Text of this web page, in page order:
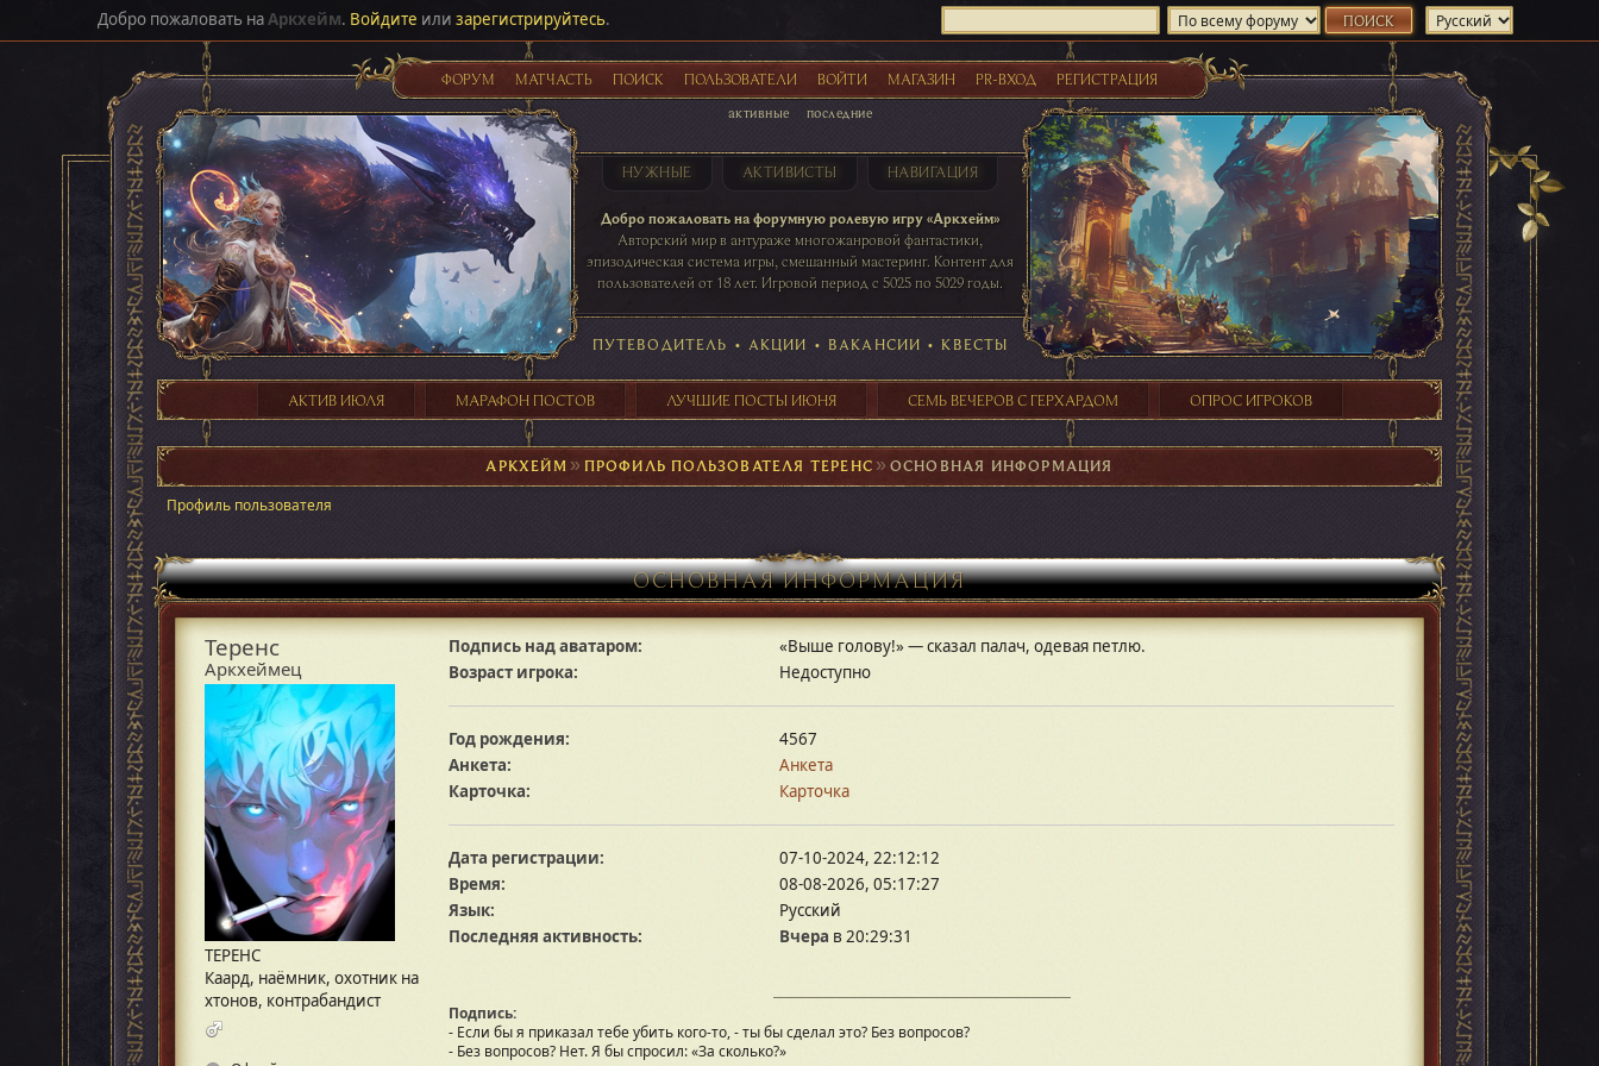
Добро пожаловать наАркхейм. Войдите или зарегистрируйтесь.
ФОРУМ МАТЧАСТЬ ПОИСК ПОЛЬЗОВАТЕЛИ ВОЙТИ МАГАЗИН PR-ВХОД РЕГИСТРАЦИЯ
активные последние
НУЖНЫЕ АКТИВИСТЫ НАВИГАЦИЯ
Добро пожаловать на форумную ролевую игру «Аркхейм»
Авторский мир в антураже многожанровой фантастики,
эпизодическая система игры, смешанный мастеринг. Контент для
пользователей от 18 лет. Игровой период с 5025 по 5029 годы.
таблице игровой активности
41 ПОСТОВ 31 ПОСТОВ 29 ПОСТОВ 24 ПОСТОВ
ПУТЕВОДИТЕЛЬ • АКЦИИ • ВАКАНСИИ • КВЕСТЫ
АКТИВ ИЮЛЯ МАРАФОН ПОСТОВ ЛУЧШИЕ ПОСТЫ ИЮНЯ СЕМЬ ВЕЧЕРОВ С ГЕРХАРДОМ ОПРОС ИГРОКОВ
АРКХЕЙМ ►ПРОФИЛЬ ПОЛЬЗОВАТЕЛЯ ТЕРЕНС ►ОСНОВНАЯ ИНФОРМАЦИЯ
Профиль пользователя
ОСНОВНАЯ ИНФОРМАЦИЯ
Теренс
Аркхеймец
ТЕРЕНС
Каард, наёмник, охотник на
хтонов, контрабандист
Подпись над аватаром:
«Выше голову!» — сказал палач, одевая петлю.
Возраст игрока:
Недоступно
Год рождения:
4567
Анкета:
Анкета
Карточка:
Карточка
Дата регистрации:
07-10-2024, 22:12:12
Время:
08-08-2026, 05:17:27
Язык:
Русский
Последняя активность:
Вчера в 20:29:31
Подпись:
- Если бы я приказал тебе убить кого-то, - ты бы сделал это? Без вопросов?
- Без вопросов? Нет. Я бы спросил: «За сколько?»